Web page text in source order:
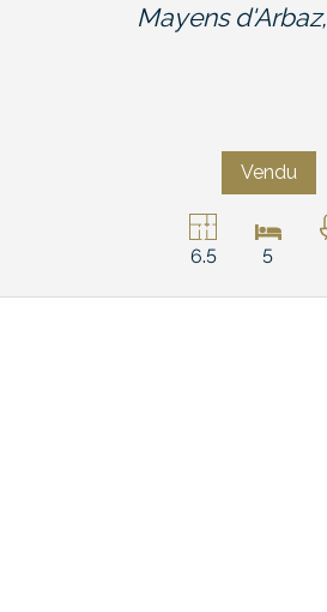
Mayens d'Arbaz,
Vendu
6.5 5